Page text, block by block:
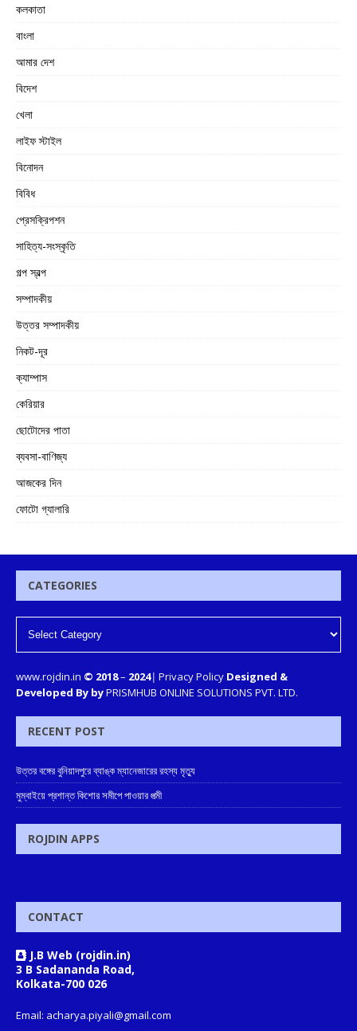
কলকাতা
বাংলা
আমার দেশ
বিদেশ
খেলা
লাইফ স্টাইল
বিনোদন
বিবিধ
প্রেসক্রিপশন
সাহিত্য-সংস্কৃতি
গল্প স্বল্প
সম্পাদকীয়
উত্তর সম্পাদকীয়
নিকট-দূর
ক্যাম্পাস
কেরিয়ার
ছোটোদের পাতা
ব্যবসা-বাণিজ্য
আজকের দিন
ফোটো গ্যালারি
CATEGORIES
www.rojdin.in © 2018– 2024| Privacy Policy Designed &
Developed By byPRISMHUB ONLINE SOLUTIONS PVT. LTD.
RECENT POST
উত্তর বঙ্গের বুনিয়াদপুরে ব্যাঙ্ক ম্যানেজারের রহস্য মৃত্যু
মুম্বাইয়ে প্রশান্ত কিশোর সমীপে পাওয়ার পত্মী
ROJDIN APPS
CONTACT
J.B Web (rojdin.in)
3 B Sadananda Road,
Kolkata-700 026
Email: acharya.piyali@gmail.com